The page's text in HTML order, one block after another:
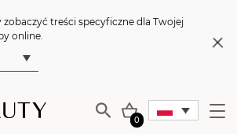
zobaczyć treści specyficzne dla Twojej
online.
0